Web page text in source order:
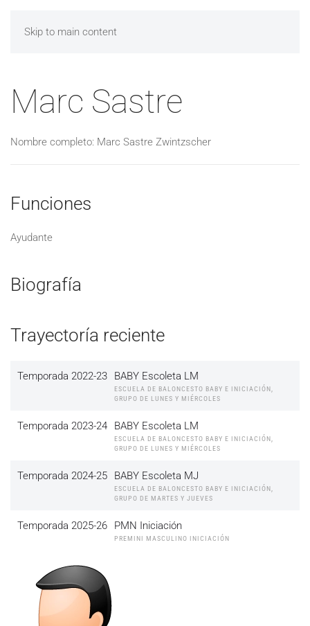
Skip to main content
Marc Sastre
Nombre completo: Marc Sastre Zwintzscher
Funciones
Ayudante
Biografía
Trayectoría reciente
Temporada 2022-23 BABY Escoleta LM
ESCUELA DE BALONCESTO BABY E INICIACIÓN,
GRUPO DE LUNES Y MIÉRCOLES
Temporada 2023-24 BABY Escoleta LM
ESCUELA DE BALONCESTO BABY E INICIACIÓN,
GRUPO DE LUNES Y MIÉRCOLES
Temporada 2024-25 BABY Escoleta MJ
ESCUELA DE BALONCESTO BABY E INICIACIÓN,
GRUPO DE MARTES Y JUEVES
Temporada 2025-26 PMN Iniciación
PREMINI MASCULINO INICIACIÓN